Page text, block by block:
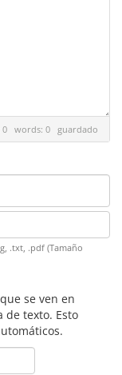
0 words: 0 guardado
.txt, .pdf (Tamaño
se ven en
de texto. Esto